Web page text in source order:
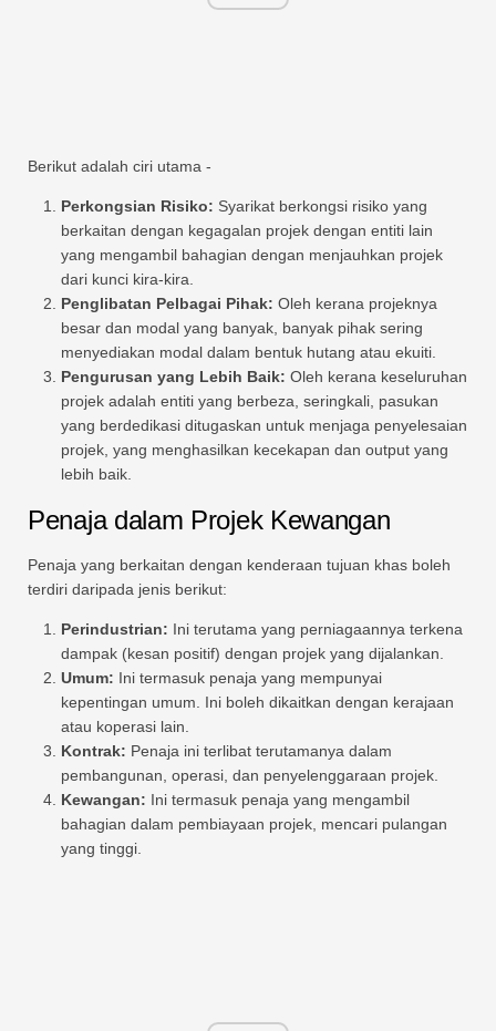
Berikut adalah ciri utama -
Perkongsian Risiko: Syarikat berkongsi risiko yang
berkaitan dengan kegagalan projek dengan entiti lain
yang mengambil bahagian dengan menjauhkan projek
dari kunci kira-kira.
Penglibatan Pelbagai Pihak: Oleh kerana projeknya
besar dan modal yang banyak, banyak pihak sering
menyediakan modal dalam bentuk hutang atau ekuiti.
Pengurusan yang Lebih Baik: Oleh kerana keseluruhan
projek adalah entiti yang berbeza, seringkali, pasukan
yang berdedikasi ditugaskan untuk menjaga penyelesaian
projek, yang menghasilkan kecekapan dan output yang
lebih baik.
Penaja dalam Projek Kewangan
Penaja yang berkaitan dengan kenderaan tujuan khas boleh
terdiri daripada jenis berikut:
Perindustrian: Ini terutama yang perniagaannya terkena
dampak (kesan positif) dengan projek yang dijalankan.
Umum: Ini termasuk penaja yang mempunyai
kepentingan umum. Ini boleh dikaitkan dengan kerajaan
atau koperasi lain.
Kontrak: Penaja ini terlibat terutamanya dalam
pembangunan, operasi, dan penyelenggaraan projek.
Kewangan: Ini termasuk penaja yang mengambil
bahagian dalam pembiayaan projek, mencari pulangan
yang tinggi.